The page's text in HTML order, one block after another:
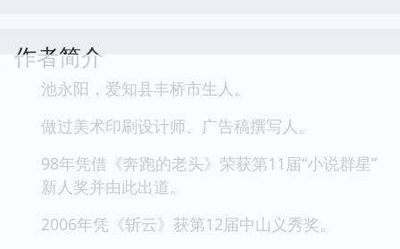
作者简介
池永阳，爱知县丰桥市生人。
做过美术印刷设计师、广告稿撰写人。
98年凭借《奔跑的老头》荣获第11届“小说群星”
新人奖并由此出道。
2006年凭《斩云》获第12届中山义秀奖。